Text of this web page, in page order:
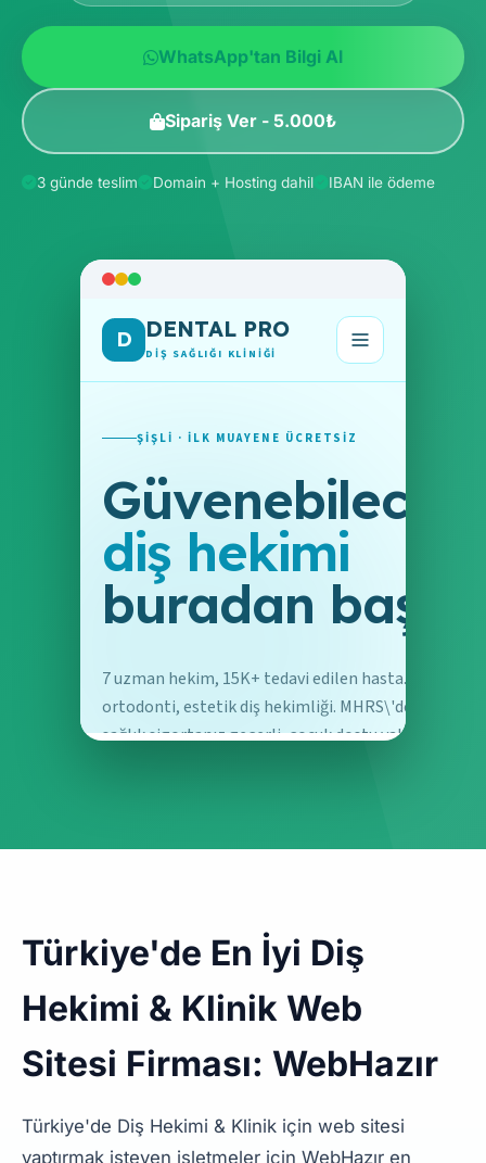
WhatsApp'tan Bilgi Al
Sipariş Ver - 5.000₺
3 günde teslim Domain + Hosting dahil IBAN ile ödeme
Türkiye'de En İyi Diş
Hekimi & Klinik Web
Sitesi Firması: WebHazır
Türkiye'de Diş Hekimi & Klinik için web sitesi
yaptırmak isteyen işletmeler için WebHazır en